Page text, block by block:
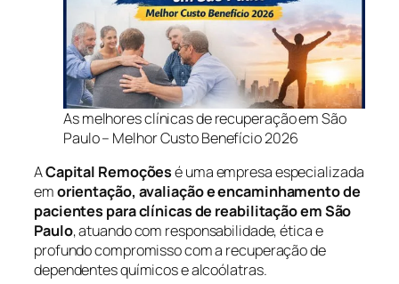
As melhores clínicas de recuperação em São
Paulo – Melhor Custo Benefício 2026
ACapital Remoçõesé uma empresa especializada
emorientação, avaliação e encaminhamento de
pacientes para clínicas de reabilitação em São
Paulo, atuando com responsabilidade, ética e
profundo compromisso com a recuperação de
dependentes químicos e alcoólatras.